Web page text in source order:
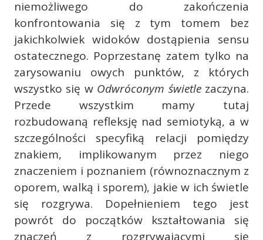
niemożliwego do zakończenia
konfrontowania się z tym tomem bez
jakichkolwiek widoków dostąpienia sensu
ostatecznego. Poprzestanę zatem tylko na
zarysowaniu owych punktów, z których
wszystko się w Odwróconym świetle zaczyna.
Przede wszystkim mamy tutaj
rozbudowaną refleksję nad semiotyką, a w
szczególności specyfiką relacji pomiędzy
znakiem, implikowanym przez niego
znaczeniem i poznaniem (równoznacznym z
oporem, walką i sporem), jakie w ich świetle
się rozgrywa. Dopełnieniem tego jest
powrót do początków kształtowania się
znaczeń z rozgrywającymi się